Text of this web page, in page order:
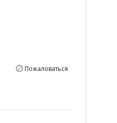
Пожаловаться